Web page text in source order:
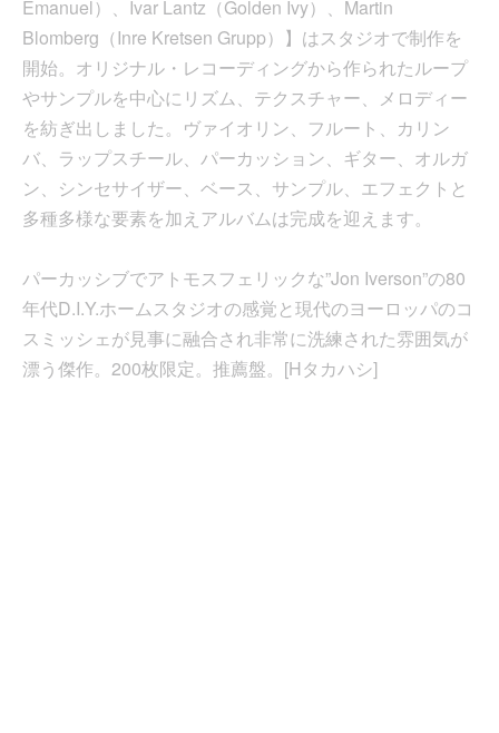
Emanuel）、Ivar Lantz（Golden Ivy）、Martin
Blomberg（Inre Kretsen Grupp）】はスタジオで制作を
開始。オリジナル・レコーディングから作られたループ
やサンプルを中心にリズム、テクスチャー、メロディー
を紡ぎ出しました。ヴァイオリン、フルート、カリン
バ、ラップスチール、パーカッション、ギター、オルガ
ン、シンセサイザー、ベース、サンプル、エフェクトと
多種多様な要素を加えアルバムは完成を迎えます。
パーカッシブでアトモスフェリックな”Jon Iverson”の80
年代D.I.Y.ホームスタジオの感覚と現代のヨーロッパのコ
スミッシェが見事に融合され非常に洗練された雰囲気が
漂う傑作。200枚限定。推薦盤。[Hタカハシ]